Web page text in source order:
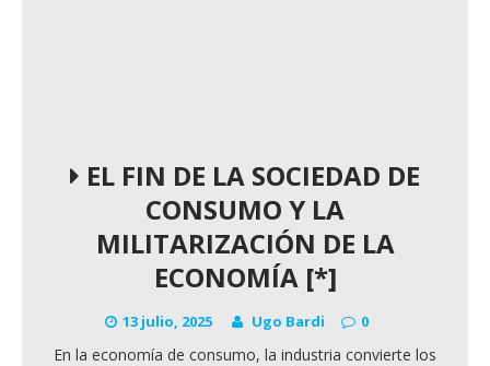
EL FIN DE LA SOCIEDAD DE
CONSUMO Y LA
MILITARIZACIÓN DE LA
ECONOMÍA [*]
13 julio, 2025 Ugo Bardi 0
En la economía de consumo, la industria convierte los